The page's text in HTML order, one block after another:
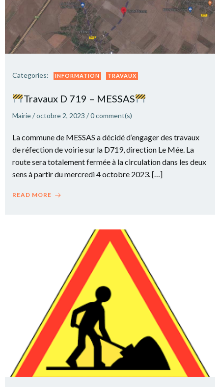
Categories: INFORMATION TRAVAUX
Travaux D 719 – MESSAS
Mairie/octobre 2, 2023 /0comment(s)
La commune de MESSAS a décidé d’engager des travaux
de réfection de voirie sur la D719, direction Le Mée. La
route sera totalement fermée à la circulation dans les deux
sens à partir du mercredi 4 octobre 2023. […]
READ MORE